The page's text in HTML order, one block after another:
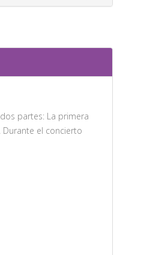
partes: La primera
el concierto